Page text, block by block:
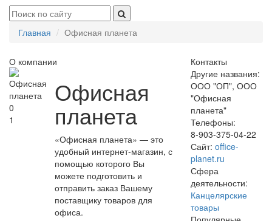
Главная Офисная планета
О компании
0
1
Офисная
планета
«Офисная планета» — это
удобный интернет-магазин, с
помощью которого Вы
можете подготовить и
отправить заказ Вашему
поставщику товаров для
офиса.
Контакты
Другие названия:
ООО "ОП", ООО
"Офисная
планета"
Телефоны:
8-903-375-04-22
Сайт: office-
planet.ru
Сфера
деятельности:
Канцелярские
товары